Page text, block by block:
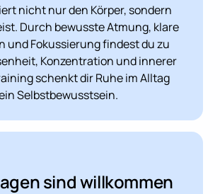
nicht nur den Körper, sondern
Durch bewusste Atmung, klare
und Fokussierung findest du zu
Konzentration und innerer
schenkt dir Ruhe im Alltag
Selbstbewusstsein.
sind willkommen